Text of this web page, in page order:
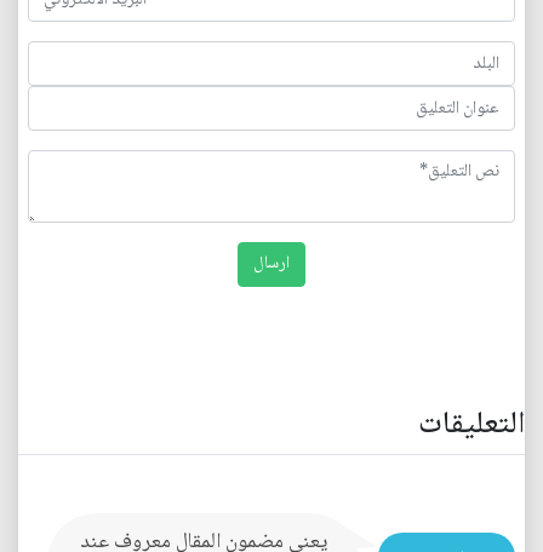
التعليقات
يعني مضمون المقال معروف عند